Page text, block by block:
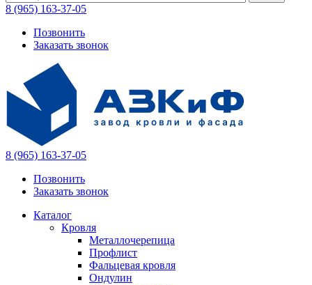
8 (965) 163-37-05
Позвонить
Заказать звонок
8 (965) 163-37-05
Позвонить
Заказать звонок
Каталог
Кровля
Металлочерепица
Профлист
Фальцевая кровля
Ондулин